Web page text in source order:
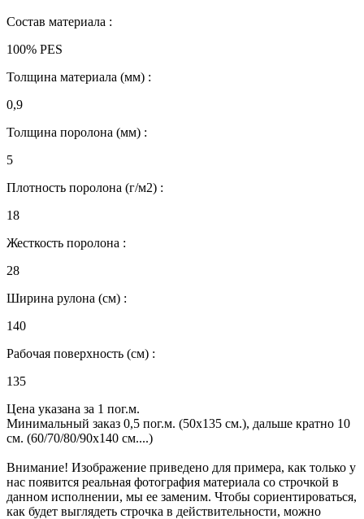
Состав материала :
100% PES
Толщина материала (мм) :
0,9
Толщина поролона (мм) :
5
Плотность поролона (г/м2) :
18
Жесткость поролона :
28
Ширина рулона (см) :
140
Рабочая поверхность (см) :
135
Цена указана за 1 пог.м.
Минимальный заказ 0,5 пог.м. (50х135 см.), дальше кратно 10
см. (60/70/80/90х140 см....)
Внимание! Изображение приведено для примера, как только у
нас появится реальная фотография материала со строчкой в
данном исполнении, мы ее заменим. Чтобы сориентироваться,
как будет выглядеть строчка в действительности, можно